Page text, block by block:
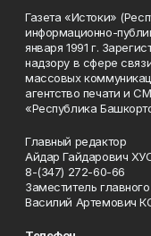
Газета «Истоки»
информационно-
января 1991 г.
надзору в сфере
массовых
агентство печати и
«Республика
Главный редактор
Айдар Гайдарович
8-(347) 272-60-66
Заместитель
Василий Артемович